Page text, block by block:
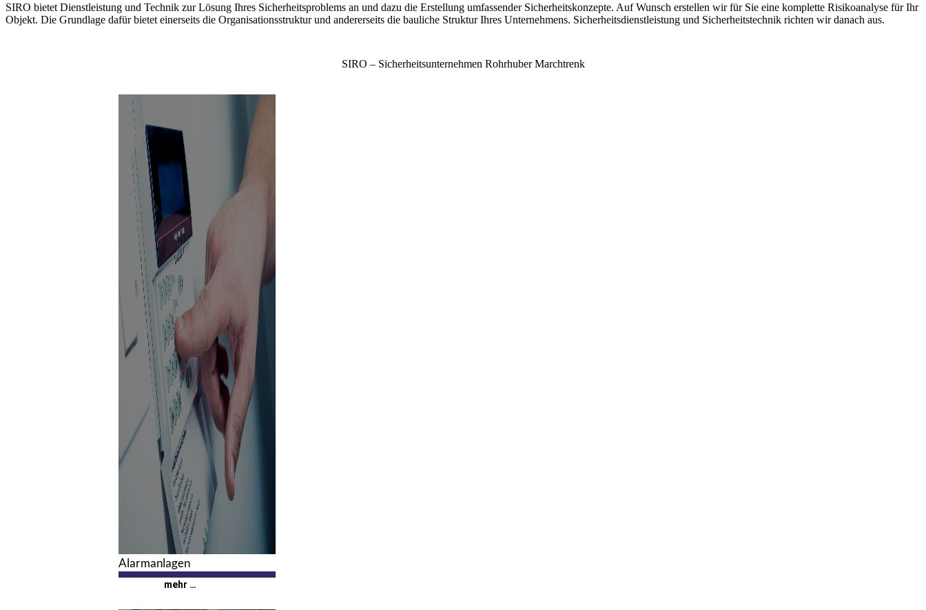
SIRO bietet Dienstleistung und Technik zur Lösung Ihres Sicherheitsproblems an und dazu die Erstellung umfassender Sicherheitskonzepte. Auf Wunsch erstellen wir für Sie eine komplette Risikoanalyse für Ihr
Objekt. Die Grundlage dafür bietet einerseits die Organisationsstruktur und andererseits die bauliche Struktur Ihres Unternehmens. Sicherheitsdienstleistung und Sicherheitstechnik richten wir danach aus.
SIRO – Sicherheitsunternehmen Rohrhuber Marchtrenk
Alarmanlagen
mehr …